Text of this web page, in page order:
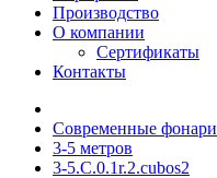
Производство
О компании
Сертификаты
Контакты
Современные фонари
3-5 метров
3-5.C.0.1r.2.cubos2